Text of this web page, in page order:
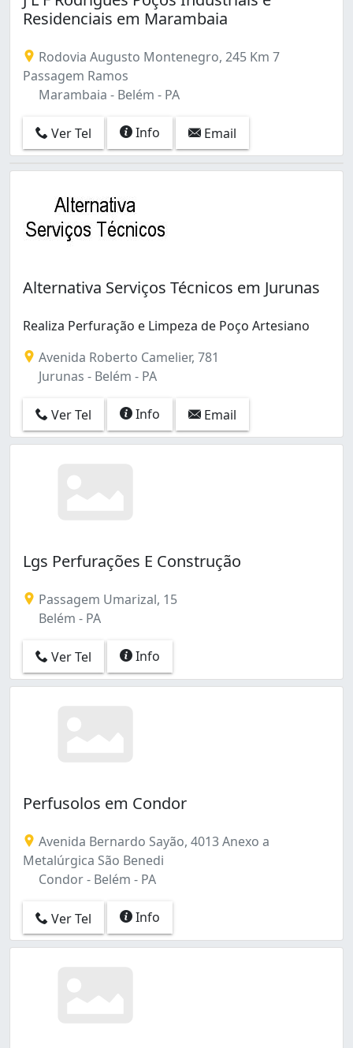
Residenciais em Marambaia
Rodovia Augusto Montenegro, 245 Km 7
Passagem Ramos
Marambaia - Belém - PA
Ver Tel Info Email
Alternativa Serviços Técnicos em Jurunas
Realiza Perfuração e Limpeza de Poço Artesiano
Avenida Roberto Camelier, 781
Jurunas - Belém - PA
Ver Tel Info Email
Lgs Perfurações E Construção
Passagem Umarizal, 15
Belém - PA
Ver Tel Info
Perfusolos em Condor
Avenida Bernardo Sayão, 4013 Anexo a
Metalúrgica São Benedi
Condor - Belém - PA
Ver Tel Info